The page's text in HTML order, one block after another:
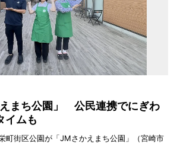
まち公園」 公民連携でにぎわ
イムも
町街区公園が「JMさかえまち公園」（宮崎市